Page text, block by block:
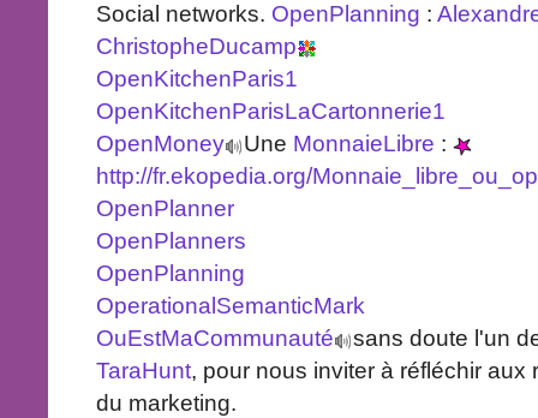
Social networks. OpenPlanning :
ChristopheDucamp
OpenKitchenParis1
OpenKitchenParisLaCartonnerie1
OpenMoney
Une MonnaieLibre :
http://fr.ekopedia.org/
OpenPlanner
OpenPlanners
OpenPlanning
OperationalSemanticMark
OuEstMaCommunauté
sans doute l'un
TaraHunt, pour nous inviter à réfléchir
du marketing.